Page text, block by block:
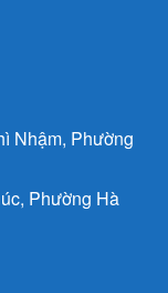
Nhậm, Phường
Phường Hà